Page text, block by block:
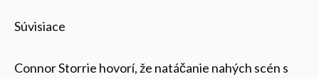
Súvisiace
Connor Storrie hovorí, že natáčanie nahých scén s